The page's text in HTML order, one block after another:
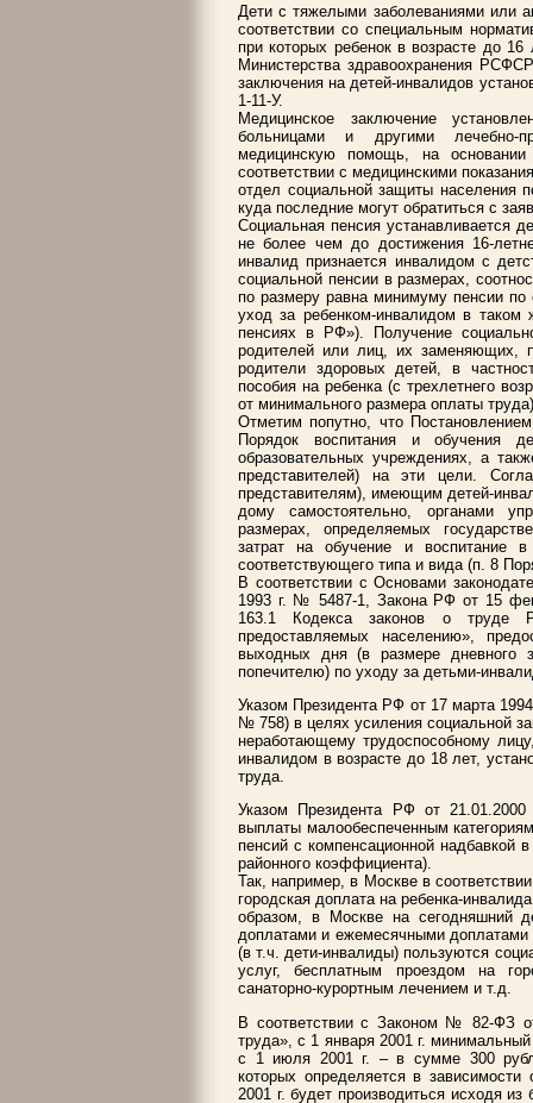
Дети с тяжелыми заболеваниями или
соответствии со специальным
при которых ребенок в возрасте до
Министерства здравоохранения
заключения на детей-инвалидов
1-11-У.
Медицинское заключение
больницами и другими лечебно-
медицинскую помощь, на основании
соответствии с медицинскими
отдел социальной защиты населения
куда последние могут обратиться с
Социальная пенсия устанавливается
не более чем до достижения 16-
инвалид признается инвалидом с
социальной пенсии в размерах,
по размеру равна минимуму пенсии по
уход за ребенком-инвалидом в таком
пенсиях в РФ»). Получение
родителей или лиц, их заменяющих,
родители здоровых детей, в
пособия на ребенка (с трехлетнего
от минимального размера оплаты
Отметим попутно, что
Порядок воспитания и обучения
образовательных учреждениях, а
представителей) на эти цели.
представителям), имеющим детей-
дому самостоятельно, органами
размерах, определяемых
затрат на обучение и воспитание
соответствующего типа и вида (п. 8
В соответствии с Основами
1993 г. № 5487-1, Закона РФ от 15
163.1 Кодекса законов о труде
предоставляемых населению»,
выходных дня (в размере дневного
попечителю) по уходу за детьми-
Указом Президента РФ от 17 марта
№ 758) в целях усиления социальной
неработающему трудоспособному
инвалидом в возрасте до 18 лет,
труда.
Указом Президента РФ от
выплаты малообеспеченным
пенсий с компенсационной надбавкой
районного коэффициента).
Так, например, в Москве в
городская доплата на ребенка-
образом, в Москве на сегодняшний
доплатами и ежемесячными доплатами
(в т.ч. дети-инвалиды) пользуются
услуг, бесплатным проездом на
санаторно-курортным лечением и т.д.
В соответствии с Законом № 82-ФЗ
труда», с 1 января 2001 г.
с 1 июля 2001 г. – в сумме 300
которых определяется в
2001 г. будет производиться исходя